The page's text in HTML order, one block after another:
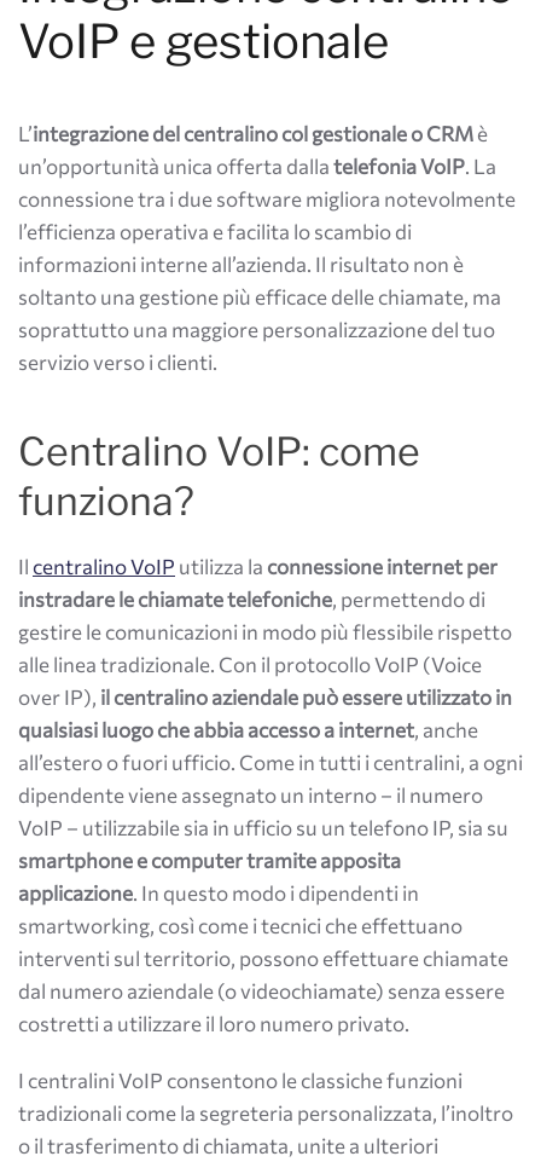
VoIP e gestionale
L’integrazione del centralino col gestionale o CRMè
un’opportunità unica offerta dallatelefonia VoIP. La
connessione tra i due software migliora notevolmente
l’efficienza operativa e facilita lo scambio di
informazioni interne all’azienda. Il risultato non è
soltanto una gestione più efficace delle chiamate, ma
soprattutto una maggiore personalizzazione del tuo
servizio verso i clienti.
Centralino VoIP: come
funziona?
Ilcentralino VoIP utilizza la connessione internet per
instradare le chiamatetelefoniche, permettendo di
gestire le comunicazioni in modo più flessibile rispetto
alle linea tradizionale. Con il protocollo VoIP (Voice
over IP), il centralino aziendale può essere utilizzato in
qualsiasi luogo che abbia accesso a internet, anche
all’estero o fuori ufficio. Come in tutti i centralini, a ogni
dipendente viene assegnato un interno – il numero
VoIP – utilizzabile sia in ufficio su un telefono IP, sia su
smartphone e computer tramite apposita
applicazione. In questo modo i dipendenti in
smartworking, così come i tecnici che effettuano
interventi sul territorio, possono effettuare chiamate
dal numero aziendale (o videochiamate) senza essere
costretti a utilizzare il loro numero privato.
I centralini VoIP consentono le classiche funzioni
tradizionali come la segreteria personalizzata, l’inoltro
o il trasferimento di chiamata, unite a ulteriori